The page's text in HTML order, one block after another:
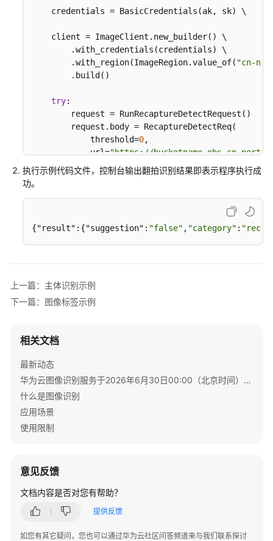
务
认
证
备
环
境
SDK
指
导
档
（通
    credentials = BasicCredentials(ak, sk) \
    client = ImageClient.new_builder() \
        .with_credentials(credentials) \
        .with_region(ImageRegion.value_of(
"cn-
        .build()
try:
        request = RunRecaptureDetectRequest()
        request.body = RecaptureDetectReq(
            threshold=
0,
            url=
"https://bucketname.obs.cn-north-
        )
response =
print(e.request_id)
执行示例代码文件，控制台输出翻拍识别结果即表示程序执行成
功。
{"result":{"suggestion": "false" , "category" :
上一篇：主体识别示例
下一篇：图像标签示例
相关文档
最新动态
华为云图像识别服务于2026年6月30日00:00（北京时间）停售通知
什么是图像识别
应用场景
使用限制
意见反馈
文档内容是否对您有帮助？
提供反馈
如您有其它疑问，您也可以通过华为云社区问答频道来与我们联系探讨